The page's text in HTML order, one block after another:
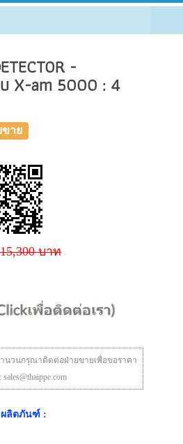
-
X-am 5000 : 4
าย
บาท
นวนกรุณาติดต่อฝ่ายขายเพื่อขอราคา
ผลิตภันฑ์ :